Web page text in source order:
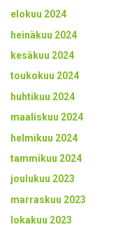
elokuu 2024
heinäkuu 2024
kesäkuu 2024
toukokuu 2024
huhtikuu 2024
maaliskuu 2024
helmikuu 2024
tammikuu 2024
joulukuu 2023
marraskuu 2023
lokakuu 2023